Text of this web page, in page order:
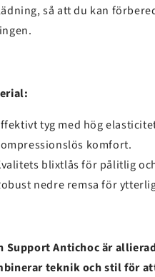
så att du kan
tyg med hög
komfort.
blixtlås för pålitlig
nedre remsa för
Support Antichoc är
teknik och stil för